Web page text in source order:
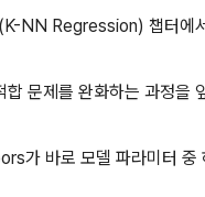
NN Regression) 챕터에
합 문제를 완화하는 과정을
가 바로 모델 파라미터 중